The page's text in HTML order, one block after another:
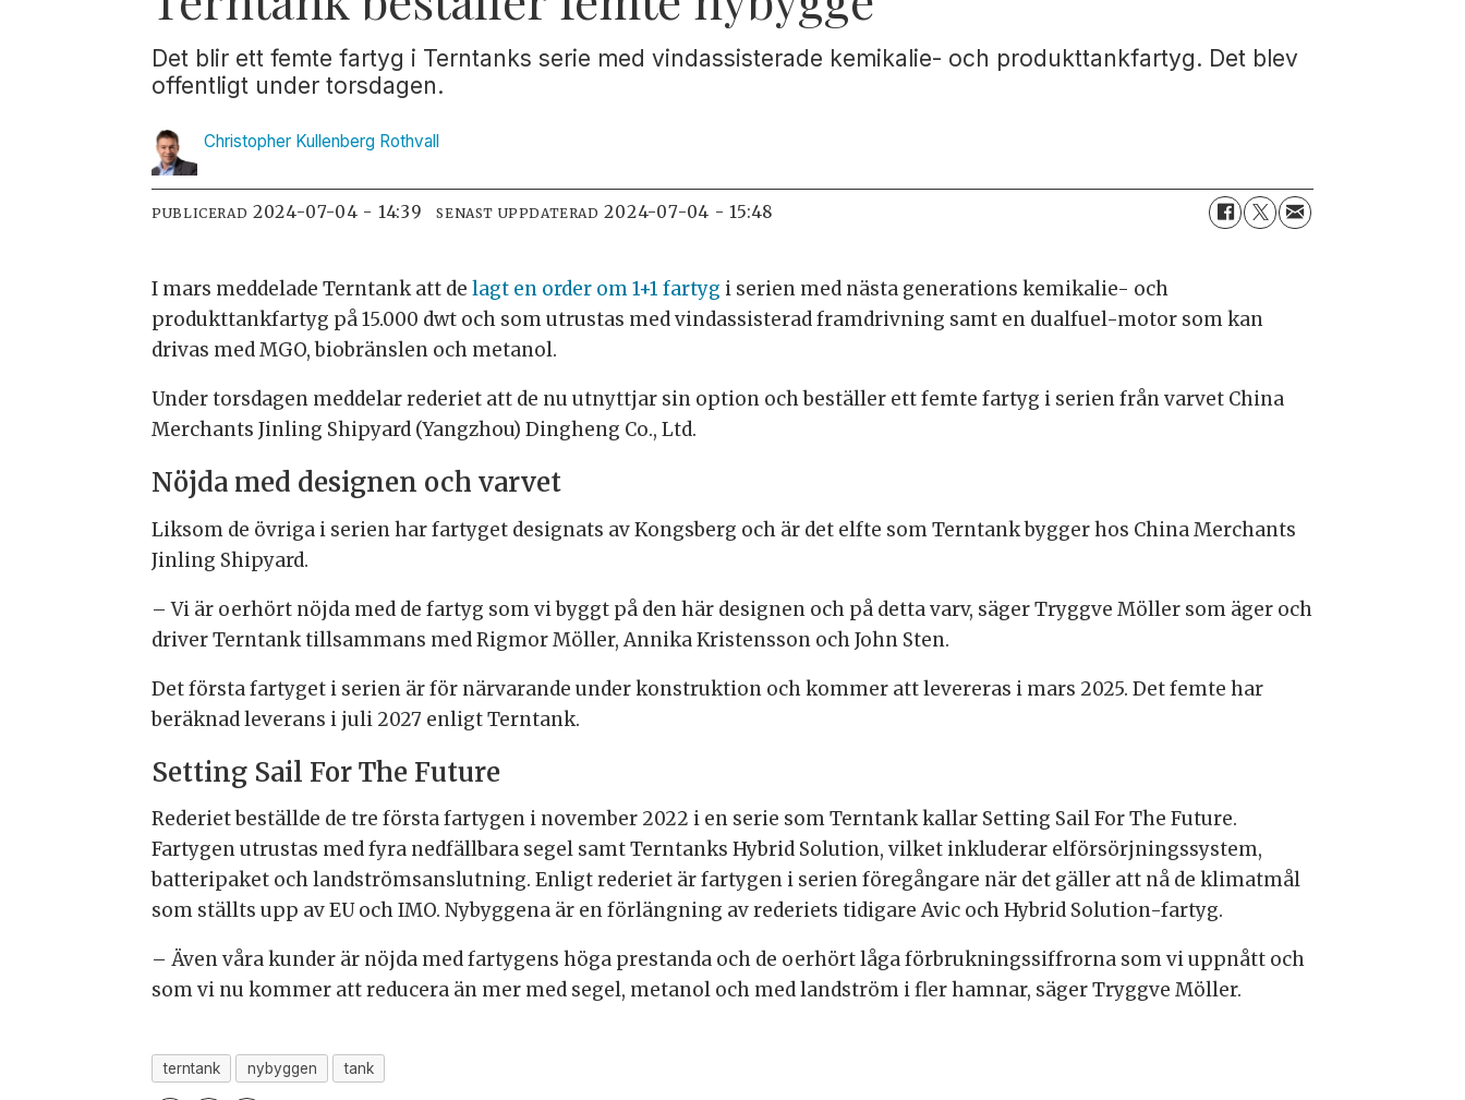
Det blir ett femte fartyg i Terntanks serie med vindassisterade kemikalie- och produkttankfartyg. Det blev
offentligt under torsdagen.
Christopher Kullenberg Rothvall
PUBLICERAD 2024-07-04 - 14:39 SENAST UPPDATERAD 2024-07-04 - 15:48
I mars meddelade Terntank att delagt en order om 1+1 fartyg i serien med nästa generations kemikalie- och
produkttankfartyg på 15.000 dwt och som utrustas med vindassisterad framdrivning samt en dualfuel-motor som kan
drivas med MGO, biobränslen och metanol.
Under torsdagen meddelar rederiet att de nu utnyttjar sin option och beställer ett femte fartyg i serien från varvet China
Merchants Jinling Shipyard (Yangzhou) Dingheng Co., Ltd.
Nöjda med designen och varvet
Liksom de övriga i serien har fartyget designats av Kongsberg och är det elfte som Terntank bygger hos China Merchants
Jinling Shipyard.
– Vi är oerhört nöjda med de fartyg som vi byggt på den här designen och på detta varv, säger Tryggve Möller som äger och
driver Terntank tillsammans med Rigmor Möller, Annika Kristensson och John Sten.
Det första fartyget i serien är för närvarande under konstruktion och kommer att levereras i mars 2025. Det femte har
beräknad leverans i juli 2027 enligt Terntank.
Setting Sail For The Future
Rederiet beställde de tre första fartygen i november 2022 i en serie som Terntank kallar Setting Sail For The Future.
Fartygen utrustas med fyra nedfällbara segel samt Terntanks Hybrid Solution, vilket inkluderar elförsörjningssystem,
batteripaket och landströmsanslutning. Enligt rederiet är fartygen i serien föregångare när det gäller att nå de klimatmål
som ställts upp av EU och IMO. Nybyggena är en förlängning av rederiets tidigare Avic och Hybrid Solution-fartyg.
– Även våra kunder är nöjda med fartygens höga prestanda och de oerhört låga förbrukningssiffrorna som vi uppnått och
som vi nu kommer att reducera än mer med segel, metanol och med landström i fler hamnar, säger Tryggve Möller.
terntank nybyggen tank